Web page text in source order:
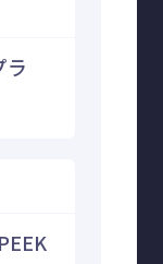
ラ
PEEK